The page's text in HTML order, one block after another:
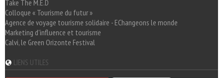
Take The M.E.D
Colloque « Tourisme du futur »
Agence de voyage tourisme solidaire - EChangeons le monde
Marketing d'influence et tourisme
Calvi, le Green Orizonte Festival
LIENS UTILES